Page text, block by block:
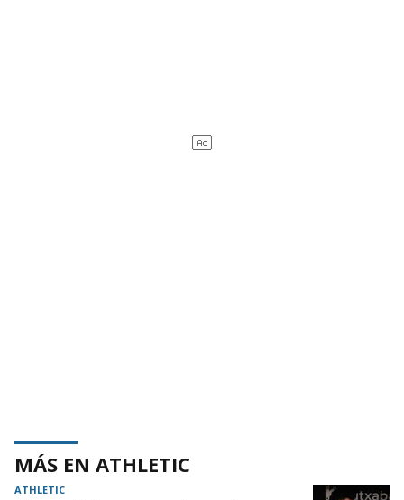
MÁS EN ATHLETIC
ATHLETIC